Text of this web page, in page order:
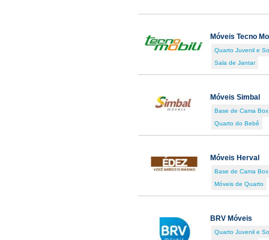
Móveis Tecno
Quarto Juvenil e
Sala de Jantar
Móveis Simbal
Base de Cama Box
Quarto do Bebê
Móveis Herval
Base de Cama Box
Móveis de Quarto
BRV Móveis
Quarto Juvenil e